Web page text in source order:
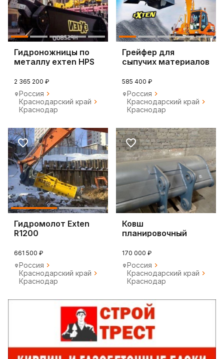
Гидронoжницы по
мeтaллу eхтеn HPS
2 365 200 ₽
Россия
Краснодарский край
Краснодар
Грейфер для
сыпучих материалов
585 400 ₽
Россия
Краснодарский край
Краснодар
Гидромолот Exten
R1200
661 500 ₽
Россия
Краснодарский край
Краснодар
Ковш
планировочный
170 000 ₽
Россия
Краснодарский край
Краснодар